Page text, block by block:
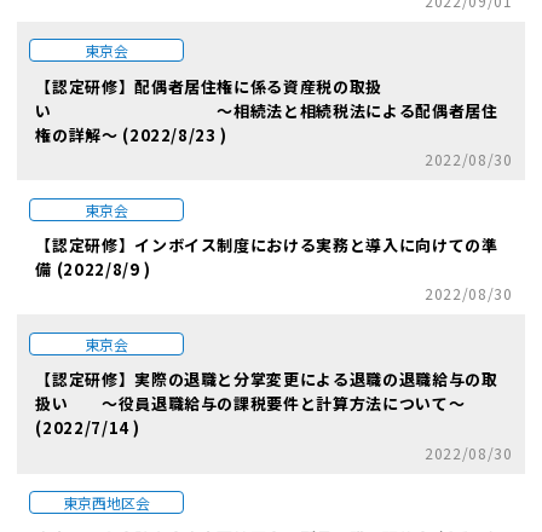
東京会
【認定研修】配偶者居住権に係る資産税の取扱
い ～相続法と相続税法による配偶者居住
権の詳解～ (2022/8/23 )
2022/08/30
東京会
【認定研修】インボイス制度における実務と導入に向けての準
備 (2022/8/9 )
2022/08/30
東京会
【認定研修】実際の退職と分掌変更による退職の退職給与の取
扱い ～役員退職給与の課税要件と計算方法について～
(2022/7/14 )
2022/08/30
東京西地区会